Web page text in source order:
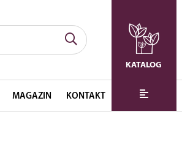
KATALOG
MAGAZIN KONTAKT